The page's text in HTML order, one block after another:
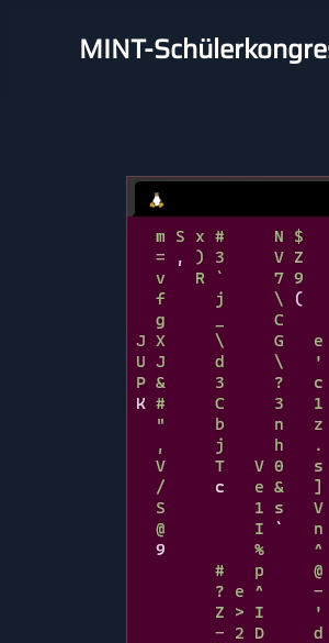
Skip to main content
MINT-